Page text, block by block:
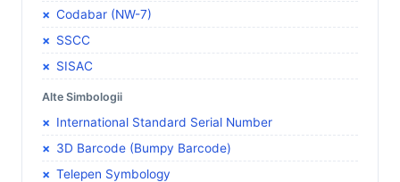
Codabar (NW-7)
SSCC
SISAC
Alte Simbologii
International Standard Serial Number
3D Barcode (Bumpy Barcode)
Telepen Symbology